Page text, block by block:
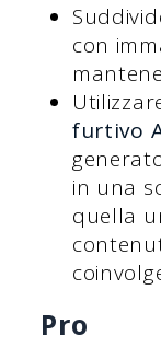
con
furtivo
in una
quella
Pro